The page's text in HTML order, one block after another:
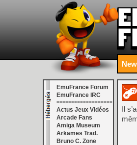
EmuFrance Forum
EmuFrance IRC
===================
Actus Jeux Vidéos
Arcade Fans
Amiga Museum
Arkames Trad.
Bruno C. Zone
Il